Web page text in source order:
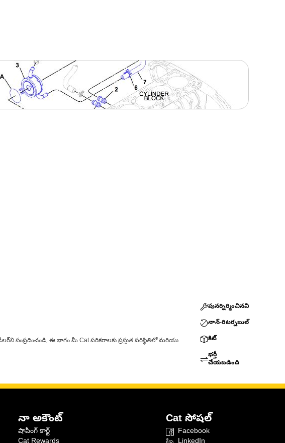
సంప్రదించండి, ఈ భాగం మీ Cat పరికరాలకు ప్రస్తుత పరిస్థితిలో మరియు
పునర్నిర్మించినవి
నాన్-రిటర్నబుల్
కిట్
భర్తీ
చేయబడింది
నా అకౌంట్
షాపింగ్ కార్ట్
Cat సోషల్
Facebook